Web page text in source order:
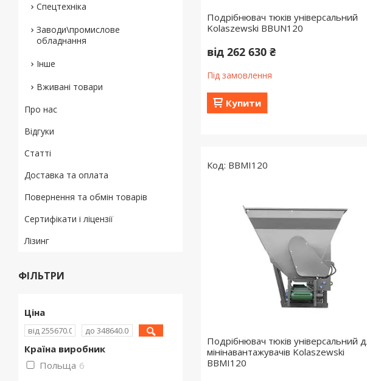
Подрібнювач тюків універсальний
Kolaszewski BBUN120
від 262 630 ₴
Під замовлення
Купити
BBMI120
Подрібнювач тюків універсальний
мінінавантажувачів Kolaszewski
BBMI120
Спецтехніка
Заводи\промислове
обладнання
Інше
Вживані товари
Про нас
Відгуки
Статті
Доставка та оплата
Повернення та обмін товарів
Сертифікати і ліцензії
Лізинг
ФІЛЬТРИ
Ціна
Країна виробник
Польща 6